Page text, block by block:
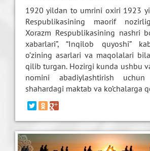
1920 yildan to umrini oxiri 1923
Respublikasining maorif
Xorazm Respublikasining nashri
xabarlari”, “Inqilob quyoshi”
o’zining asarlari va maqolalari
qilib turgan. Hozirgi kunda ushbu
nomini abadiylashtirish
shahardagi maktab va ko’chalarga